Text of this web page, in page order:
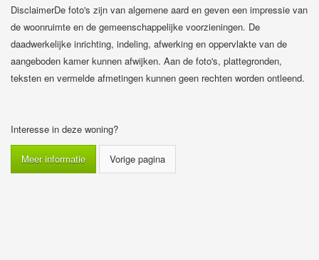
DisclaimerDe foto's zijn van algemene aard en geven een impressie van
de woonruimte en de gemeenschappelijke voorzieningen. De
daadwerkelijke inrichting, indeling, afwerking en oppervlakte van de
aangeboden kamer kunnen afwijken. Aan de foto's, plattegronden,
teksten en vermelde afmetingen kunnen geen rechten worden ontleend.
Interesse in deze woning?
Meer informatie